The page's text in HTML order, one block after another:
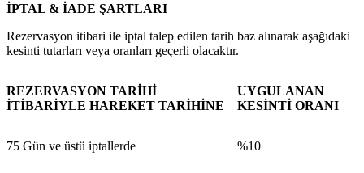
İPTAL & İADE ŞARTLARI
Rezervasyon itibari ile iptal talep edilen tarih baz alınarak aşağıdaki
kesinti tutarları veya oranları geçerli olacaktır.
REZERVASYON TARİHİ
İTİBARİYLE HAREKET TARİHİNE
UYGULANAN
KESİNTİ ORANI
75 Gün ve üstü iptallerde %10